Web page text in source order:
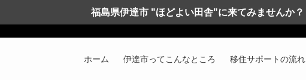
福島県伊達市 "ほどよい田舎"に来てみませんか？
ホーム 伊達市ってこんなところ 移住サポートの流れ